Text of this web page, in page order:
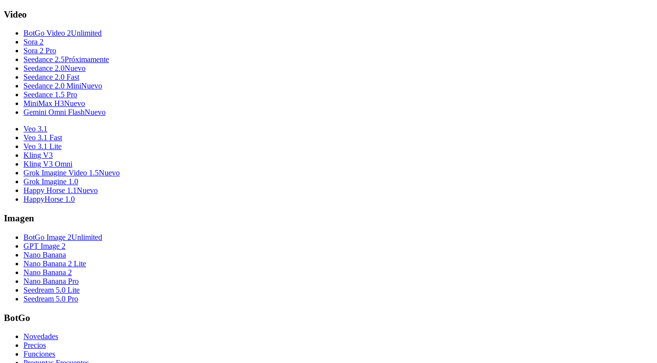
Video
BotGo Video 2Unlimited
Sora 2
Sora 2 Pro
Seedance 2.5Próximamente
Seedance 2.0Nuevo
Seedance 2.0 Fast
Seedance 2.0 MiniNuevo
Seedance 1.5 Pro
MiniMax H3Nuevo
Gemini Omni FlashNuevo
Veo 3.1
Veo 3.1 Fast
Veo 3.1 Lite
Kling V3
Kling V3 Omni
Grok Imagine Video 1.5Nuevo
Grok Imagine 1.0
Happy Horse 1.1Nuevo
HappyHorse 1.0
Imagen
BotGo Image 2Unlimited
GPT Image 2
Nano Banana
Nano Banana 2 Lite
Nano Banana 2
Nano Banana Pro
Seedream 5.0 Lite
Seedream 5.0 Pro
BotGo
Novedades
Precios
Funciones